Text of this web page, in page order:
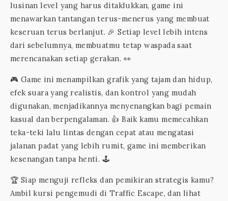
lusinan level yang harus ditaklukkan, game ini
menawarkan tantangan terus-menerus yang membuat
keseruan terus berlanjut. 🎉 Setiap level lebih intens
dari sebelumnya, membuatmu tetap waspada saat
merencanakan setiap gerakan. 👀
🎮 Game ini menampilkan grafik yang tajam dan hidup,
efek suara yang realistis, dan kontrol yang mudah
digunakan, menjadikannya menyenangkan bagi pemain
kasual dan berpengalaman. 👍 Baik kamu memecahkan
teka-teki lalu lintas dengan cepat atau mengatasi
jalanan padat yang lebih rumit, game ini memberikan
kesenangan tanpa henti. 🕹️
🏆 Siap menguji refleks dan pemikiran strategis kamu?
Ambil kursi pengemudi di Traffic Escape, dan lihat